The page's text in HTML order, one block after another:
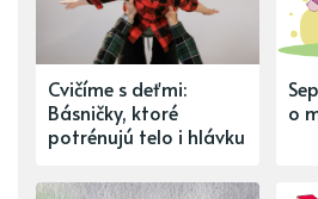
Cvičíme s deťmi:
Básničky, ktoré
potrénujú telo i hlávku
o